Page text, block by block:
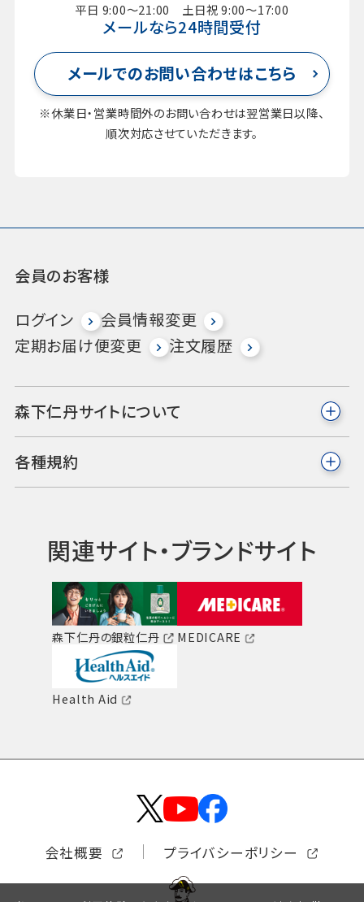
平日 9:00～21:00 土日祝 9:00～17:00
メールなら24時間受付
メールでのお問い合わせはこちら
※休業日・営業時間外のお問い合わせは翌営業日以降、
順次対応させていただきます。
会員のお客様
ログイン
会員情報変更
定期お届け便変更
注文履歴
森下仁丹サイトについて
各種規約
関連サイト・ブランドサイト
森下仁丹の銀粒仁丹 MEDICARE
Health Aid
会社概要 プライバシーポリシー